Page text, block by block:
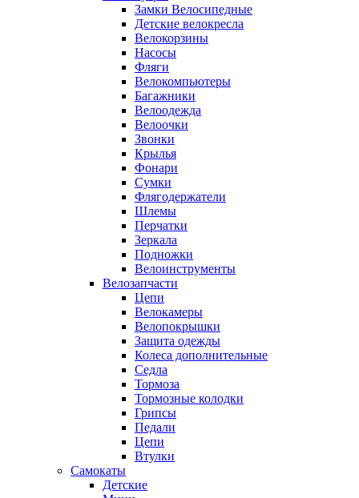
Замки Велосипедные
Детские велокресла
Велокорзины
Насосы
Фляги
Велокомпьютеры
Багажники
Велоодежда
Велоочки
Звонки
Крылья
Фонари
Сумки
Флягодержатели
Шлемы
Перчатки
Зеркала
Подножки
Велоинструменты
Велозапчасти
Цепи
Велокамеры
Велопокрышки
Защита одежды
Колеса дополнительные
Седла
Тормоза
Тормозные колодки
Грипсы
Педали
Цепи
Втулки
Самокаты
Детские